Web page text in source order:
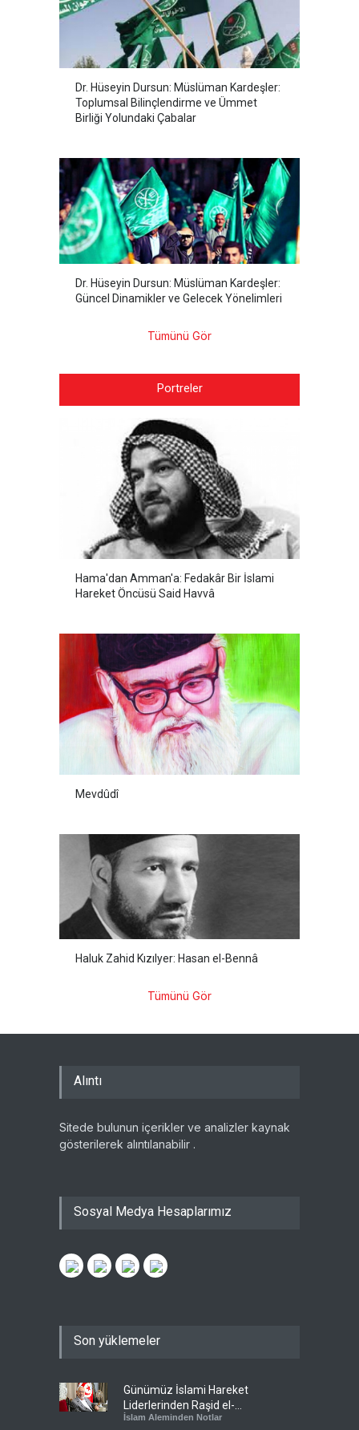
Dr. Hüseyin Dursun: Müslüman Kardeşler:
Toplumsal Bilinçlendirme ve Ümmet
Birliği Yolundaki Çabalar
Dr. Hüseyin Dursun: Müslüman Kardeşler:
Güncel Dinamikler ve Gelecek Yönelimleri
Tümünü Gör
Portreler
Hama'dan Amman'a: Fedakâr Bir İslami
Hareket Öncüsü Said Havvâ
Mevdûdî
Haluk Zahid Kızılyer: Hasan el-Bennâ
Tümünü Gör
Alıntı
Sitede bulunun içerikler ve analizler kaynak
gösterilerek alıntılanabilir .
Sosyal Medya Hesaplarımız
Son yüklemeler
Günümüz İslami Hareket
Liderlerinden Raşid el-
Gannuşi’ye Seküler Faşizmin
İslam Aleminden Notlar